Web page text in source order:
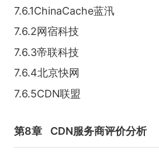
7.6.1ChinaCache蓝汛
7.6.2网宿科技
7.6.3帝联科技
7.6.4北京快网
7.6.5CDN联盟
第8章 CDN服务商评价分析